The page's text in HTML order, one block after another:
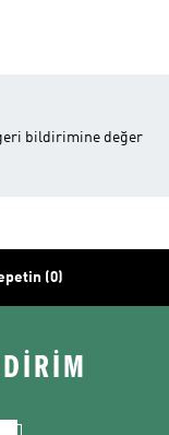
bildirimine değer
(0)